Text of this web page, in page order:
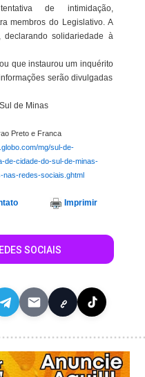
de intimidação,
membros do Legislativo. A
declarando solidariedade à
que instaurou um inquérito
serão divulgadas
de Minas
Preto e Franca
mg/sul-de-
de-cidade-do-sul-de-minas-
nas-redes-sociais.ghtml
Imprimir
SOCIAIS